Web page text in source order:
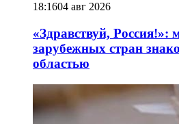
18:1604 авг 2026
«Здравствуй, Россия!»:
зарубежных стран
областью